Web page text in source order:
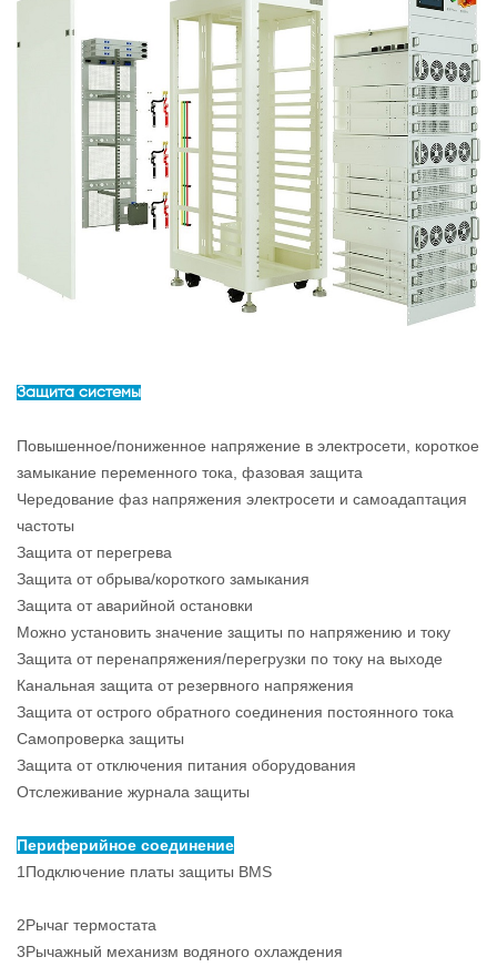
Защита системы
Повышенное/пониженное напряжение в электросети, короткое
замыкание переменного тока, фазовая защита
Чередование фаз напряжения электросети и самоадаптация
частоты
Защита от перегрева
Защита от обрыва/короткого замыкания
Защита от аварийной остановки
Можно установить значение защиты по напряжению и току
Защита от перенапряжения/перегрузки по току на выходе
Канальная защита от резервного напряжения
Защита от острого обратного соединения постоянного тока
Самопроверка защиты
Защита от отключения питания оборудования
Отслеживание журнала защиты
Периферийное соединение
1Подключение платы защиты BMS
2Рычаг термостата
3Рычажный механизм водяного охлаждения